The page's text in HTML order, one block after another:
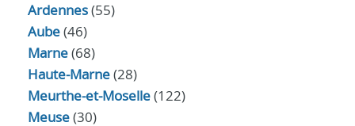
Ardennes(55)
Aube(46)
Marne(68)
Haute-Marne(28)
Meurthe-et-Moselle(122)
Meuse(30)